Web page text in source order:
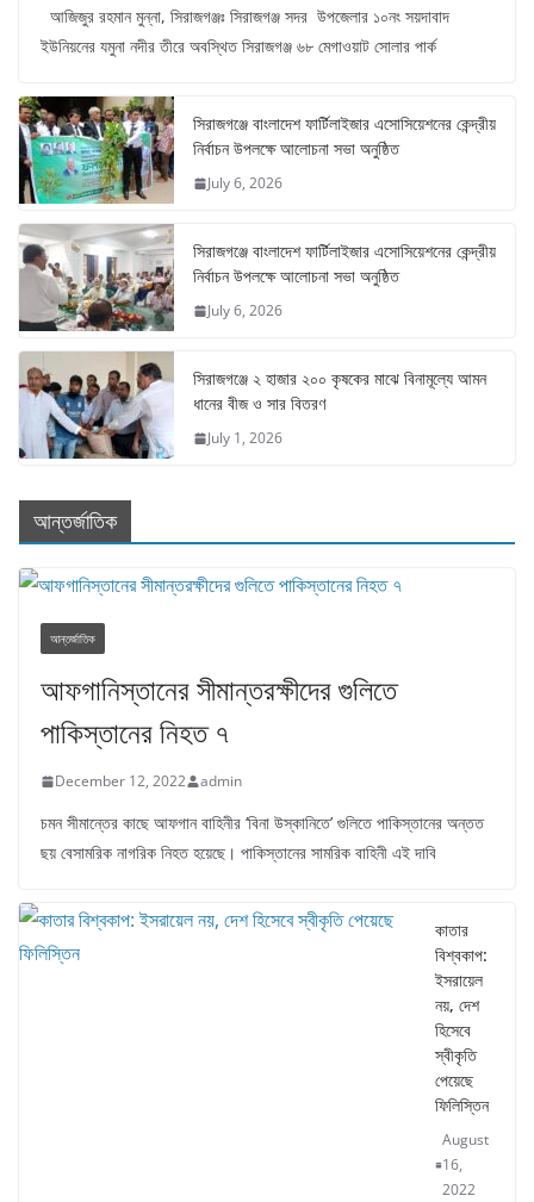
আজিজুর রহমান মুন্না, সিরাজগঞ্জঃ সিরাজগঞ্জ সদর উপজেলার ১০নং সয়দাবাদ
ইউনিয়নের যমুনা নদীর তীরে অবস্থিত সিরাজগঞ্জ ৬৮ মেগাওয়াট সোলার পার্ক
সিরাজগঞ্জে বাংলাদেশ ফার্টিলাইজার এসোসিয়েশনের কেন্দ্রীয়
নির্বাচন উপলক্ষে আলোচনা সভা অনুষ্ঠিত
July 6, 2026
সিরাজগঞ্জে বাংলাদেশ ফার্টিলাইজার এসোসিয়েশনের কেন্দ্রীয়
নির্বাচন উপলক্ষে আলোচনা সভা অনুষ্ঠিত
July 6, 2026
সিরাজগঞ্জে ২ হাজার ২০০ কৃষকের মাঝে বিনামূল্যে আমন
ধানের বীজ ও সার বিতরণ
July 1, 2026
আন্তর্জাতিক
আন্তর্জাতিক
আফগানিস্তানের সীমান্তরক্ষীদের গুলিতে
পাকিস্তানের নিহত ৭
December 12, 2022 admin
চমন সীমান্তের কাছে আফগান বাহিনীর ‘বিনা উস্কানিতে’ গুলিতে পাকিস্তানের অন্তত
ছয় বেসামরিক নাগরিক নিহত হয়েছে। পাকিস্তানের সামরিক বাহিনী এই দাবি
কাতার
বিশ্বকাপ:
ইসরায়েল
নয়, দেশ
হিসেবে
স্বীকৃতি
পেয়েছে
ফিলিস্তিন
August
16,
2022